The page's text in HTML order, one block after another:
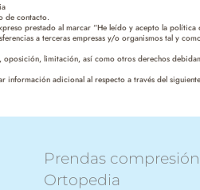
de contacto.
prestado al marcar “He leído y acepto la política
a terceras empresas y/o organismos tal y
oposición, limitación, así como otros derechos
información adicional al respecto a través del
Prendas compresión
Ortopedia